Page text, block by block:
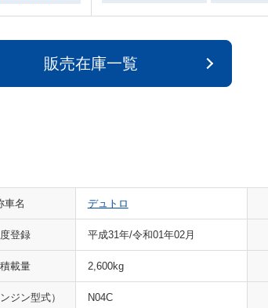
販売在庫一覧
車名 デュトロ
登録 平成31年/令和01年02月
載量 2,600kg
ジン型式） N04C